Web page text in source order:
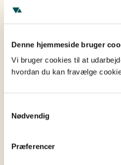
Denne hjemmeside bruger
Vi bruger cookies til at
hvordan du kan fravælge
Nødvendig
Præferencer